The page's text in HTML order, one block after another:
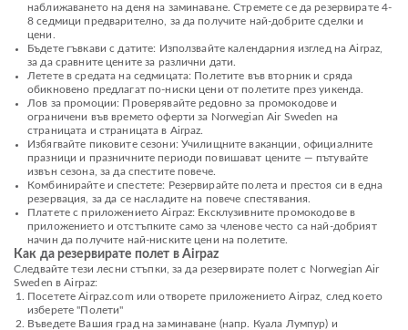
наближаването на деня на заминаване. Стремете се да резервирате 4-
8 седмици предварително, за да получите най-добрите сделки и
цени.
Бъдете гъвкави с датите: Използвайте календарния изглед на Airpaz,
за да сравните цените за различни дати.
Летете в средата на седмицата: Полетите във вторник и сряда
обикновено предлагат по-ниски цени от полетите през уикенда.
Лов за промоции: Проверявайте редовно за промокодове и
ограничени във времето оферти за Norwegian Air Sweden на
страницата и страницата в Airpaz.
Избягвайте пиковите сезони: Училищните ваканции, официалните
празници и празничните периоди повишават цените — пътувайте
извън сезона, за да спестите повече.
Комбинирайте и спестете: Резервирайте полета и престоя си в една
резервация, за да се насладите на повече спестявания.
Платете с приложението Airpaz: Ексклузивните промокодове в
приложението и отстъпките само за членове често са най-добрият
начин да получите най-ниските цени на полетите.
Как да резервирате полет в Airpaz
Следвайте тези лесни стъпки, за да резервирате полет с Norwegian Air
Sweden в Airpaz:
Посетете Airpaz.com или отворете приложението Airpaz, след което
изберете "Полети"
Въведете Вашия град на заминаване (напр. Куала Лумпур) и